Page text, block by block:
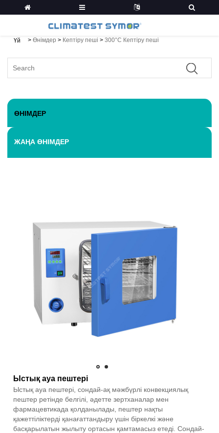
Үй > Өнімдер > Кептіру пеші > 300°C Кептіру пеші
ӨНІМДЕР
ЖАҢА ӨНІМДЕР
Ыстық ауа пештері
Ыстық ауа пештері, сондай-ақ мәжбүрлі конвекциялық
пештер ретінде белгілі, әдетте зертханалар мен
фармацевтикада қолданылады, пештер нақты
қажеттіліктерді қанағаттандыру үшін біркелкі және
басқарылатын жылыту ортасын қамтамасыз етеді. Сондай-